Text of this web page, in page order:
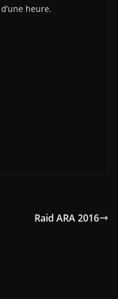
heure.
Raid ARA 2016